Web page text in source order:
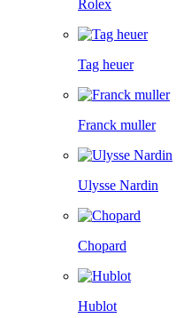
Rolex
Tag heuer
Franck muller
Ulysse Nardin
Chopard
Hublot